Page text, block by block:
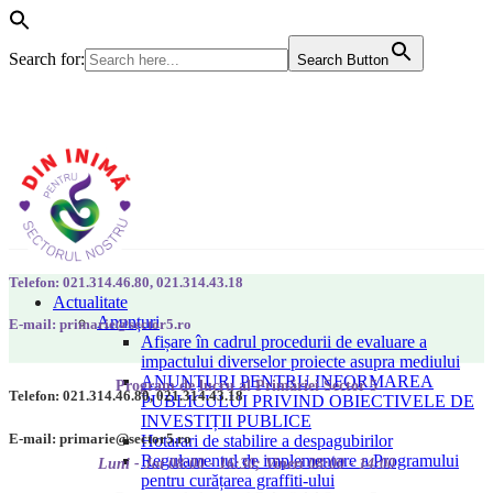
Search for: Search Button
Actualitate
Anunțuri
Afișare în cadrul procedurii de evaluare a
impactului diverselor proiecte asupra mediului
ANUNȚURI PENTRU INFORMAREA
PUBLICULUI PRIVIND OBIECTIVELE DE
INVESTIȚII PUBLICE
Hotarari de stabilire a despagubirilor
Regulamentul de implementare a Programului
pentru curățarea graffiti-ului
Telefon: 021.314.46.80, 021.314.43.18
E-mail: primarie@sector5.ro
Program de lucru al Primăriei Sector 5
Luni - Joi 08:00 - 16:30; Vineri 08:00 - 14:00
Telefon: 021.314.46.80, 021.314.43.18
E-mail: primarie@sector5.ro